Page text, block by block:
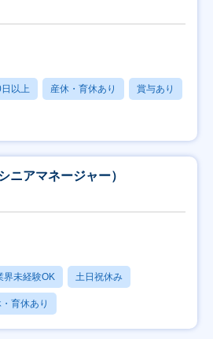
以上 産休・育休あり 賞与あり
ニアマネージャー）
界未経験OK 土日祝休み
育休あり